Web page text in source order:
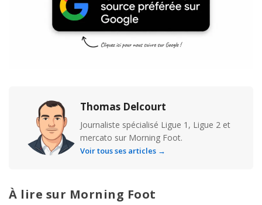
Thomas Delcourt
Journaliste spécialisé Ligue 1, Ligue 2 et
mercato sur Morning Foot.